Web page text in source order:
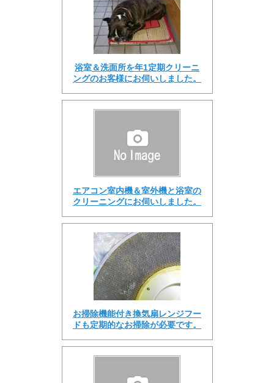
浴室＆洗面所を年1定期クリーニ
ングのお客様にお伺いしました。
エアコン室内機＆室外機と浴室の
クリーニングにお伺いしました。
お掃除機能付き換気扇レンジフー
ドも定期的なお掃除が必要です。